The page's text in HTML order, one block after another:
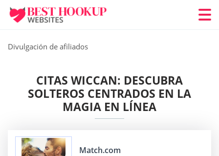
Divulgación de afiliados
CITAS WICCAN: DESCUBRA
SOLTEROS CENTRADOS EN LA
MAGIA EN LÍNEA
Match.com